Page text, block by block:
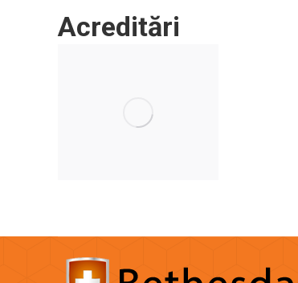
Acreditări